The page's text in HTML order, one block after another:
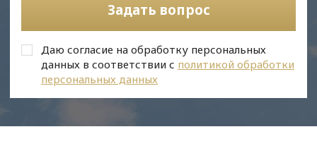
Задать вопрос
Даю согласие на обработку персональных
данных в соответствии с политикой обработки
персональных данных